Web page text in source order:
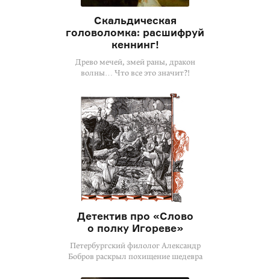
Скальдическая
головоломка: расшифруй
кеннинг!
Древо мечей, змей раны, дракон
волны… Что все это значит?!
Детектив про «Слово
о полку Игореве»
Петербургский филолог Александр
Бобров раскрыл похищение шедевра